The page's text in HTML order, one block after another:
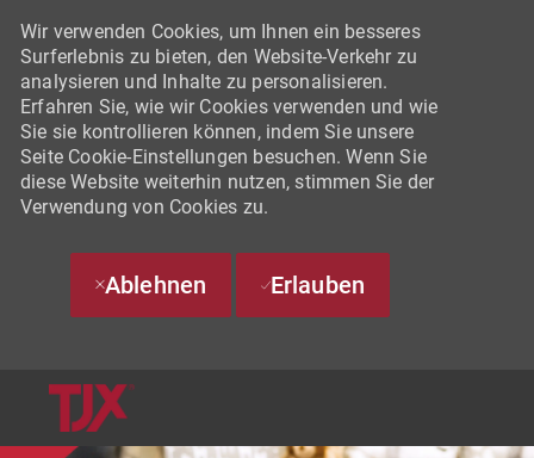
Wir verwenden Cookies, um Ihnen ein besseres
Surferlebnis zu bieten, den Website-Verkehr zu
analysieren und Inhalte zu personalisieren.
Erfahren Sie, wie wir Cookies verwenden und wie
Sie sie kontrollieren können, indem Sie unsere
Seite Cookie-Einstellungen besuchen. Wenn Sie
diese Website weiterhin nutzen, stimmen Sie der
Verwendung von Cookies zu.
Ablehnen Erlauben